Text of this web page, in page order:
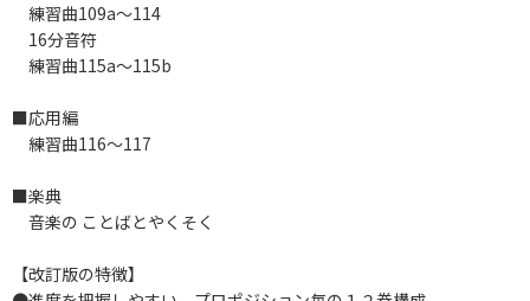
練習曲109a～114
16分音符
練習曲115a～115b
■応用編
練習曲116～117
■楽典
音楽の ことばとやくそく
【改訂版の特徴】